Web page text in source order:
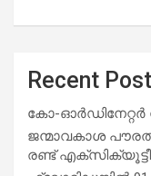
Recent
കോ-ഓർഡിനേറ്റർ
ജന്മാവകാശ
രണ്ട്